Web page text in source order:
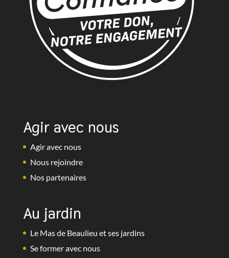
Agir avec nous
Agir avec nous
Nous rejoindre
Nos partenaires
Au jardin
Le Mas de Beaulieu et ses jardins
Se former avec nous